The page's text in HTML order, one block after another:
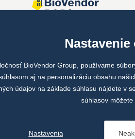
BioVendor Group, používame
aj na personalizáciu obsahu
údajov na základe súhlasu nájdete v
súhlasov môžete
Nastavenia